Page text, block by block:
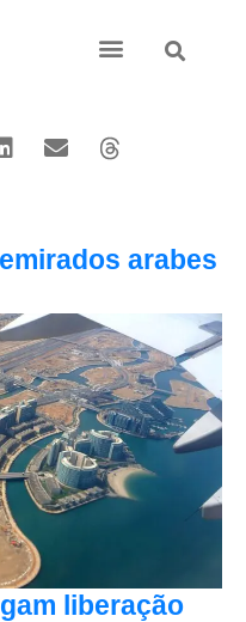
arabes
liberação